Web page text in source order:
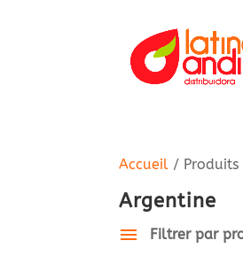
Accueil / Produits
Argentine
Filtrer par